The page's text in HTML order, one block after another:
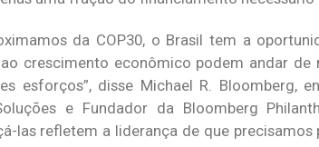
da COP30, o Brasil tem a
crescimento econômico podem andar de
esforços”, disse Michael R. Bloomberg,
e Fundador da Bloomberg
las refletem a liderança de que